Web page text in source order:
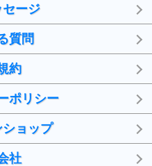
ージ
質問
約
ポリシー
ョップ
社